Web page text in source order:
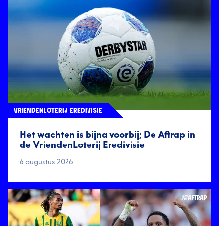
Het wachten is bijna voorbij; De Aftrap in
de VriendenLoterij Eredivisie
VRIENDENLOTERIJ EREDIVISIE
6 augustus 2026